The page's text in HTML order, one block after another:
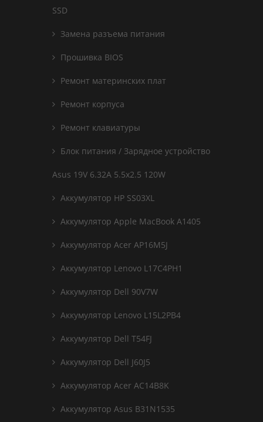
SSD
Замена разъема питания
Прошивка BIOS
Ремонт материнских плат
Ремонт корпуса
Ремонт клавиатуры
Блок питания / Зарядное устройство
Asus 19V 6.32A 5.5x2.5 120W
Аккумулятор HP SS03XL
Аккумулятор Apple MacBook A1405
Аккумулятор Acer AP16M5J
Аккумулятор Lenovo L17C4PH1
Аккумулятор Dell 90V7W
Аккумулятор Lenovo L15L2PB4
Аккумулятор Dell T54FJ
Аккумулятор Dell J60J5
Аккумулятор Acer AC14B8K
Аккумулятор Asus B31N1535